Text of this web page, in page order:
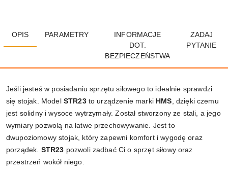
OPIS PARAMETRY
INFORMACJE
DOT.
BEZPIECZEŃSTWA
ZADAJ
PYTANIE
Jeśli jesteś w posiadaniu sprzętu siłowego to idealnie sprawdzi
się stojak. Model STR23 to urządzenie marki HMS , dzięki czemu
jest solidny i wysoce wytrzymały. Został stworzony ze stali, a jego
wymiary pozwolą na łatwe przechowywanie. Jest to
dwupoziomowy stojak, który zapewni komfort i wygodę oraz
porządek. STR23 pozwoli zadbać Ci o sprzęt siłowy oraz
przestrzeń wokół niego.